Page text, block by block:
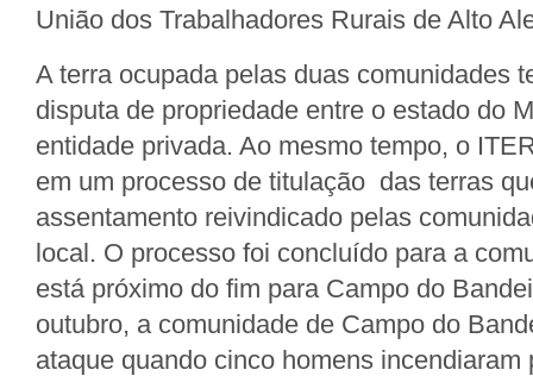
União dos Trabalhadores Rurais de Alto
A terra ocupada pelas duas comunidades
disputa de propriedade entre o estado do
entidade privada. Ao mesmo tempo, o
em um processo de titulação das terras
assentamento reivindicado pelas
local. O processo foi concluído para a
está próximo do fim para Campo do
outubro, a comunidade de Campo do
ataque quando cinco homens incendiaram